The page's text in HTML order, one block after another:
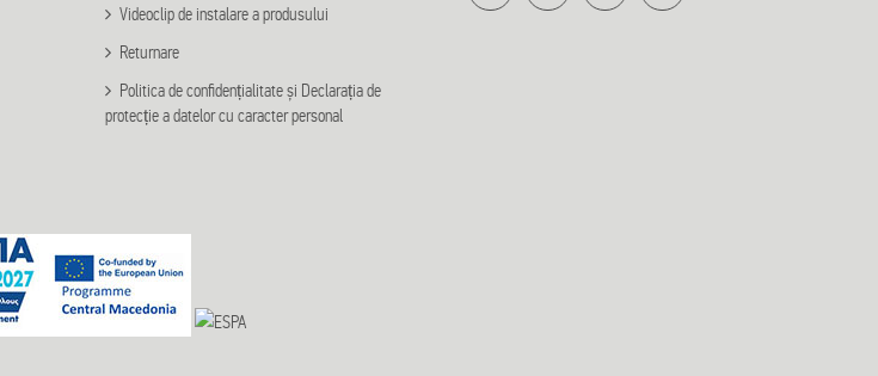
Videoclip de instalare a produsului
Returnare
Politica de confidențialitate și Declarația de
protecție a datelor cu caracter personal